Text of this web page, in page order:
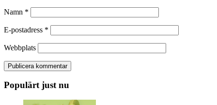
Namn *
E-postadress *
Webbplats
Populärt just nu